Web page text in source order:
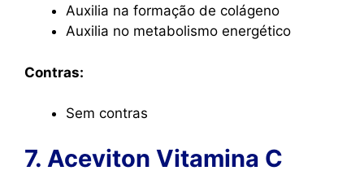
Auxilia na formação de colágeno
Auxilia no metabolismo energético
Contras:
Sem contras
7. Aceviton Vitamina C